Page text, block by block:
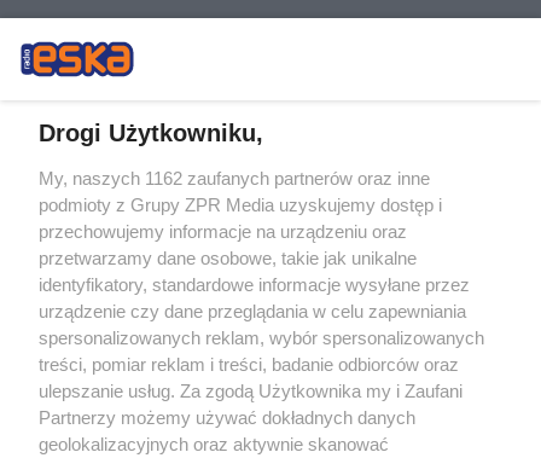
Żaden utwór zamieszczony w serwisie nie może być powielany i
rozpowszechniany lub dalej rozpowszechniany w jakikolwiek sposób (w
tym także elektroniczny lub mechaniczny) na jakimkolwiek polu
eksploatacji w jakiejkolwiek formie, włącznie z umieszczaniem w Internecie
bez pisemnej zgody właściciela praw. Jakiekolwiek użycie lub
wykorzystanie utworów w całości lub w części z naruszeniem prawa, tzn.
bez właściwej zgody, jest zabronione pod groźbą kary i może być ścigane
prawnie.
Drogi Użytkowniku,
My, naszych 1162 zaufanych partnerów oraz inne
podmioty z Grupy ZPR Media uzyskujemy dostęp i
przechowujemy informacje na urządzeniu oraz
przetwarzamy dane osobowe, takie jak unikalne
identyfikatory, standardowe informacje wysyłane przez
urządzenie czy dane przeglądania w celu zapewniania
spersonalizowanych reklam, wybór spersonalizowanych
treści, pomiar reklam i treści, badanie odbiorców oraz
ulepszanie usług. Za zgodą Użytkownika my i Zaufani
Partnerzy możemy używać dokładnych danych
geolokalizacyjnych oraz aktywnie skanować